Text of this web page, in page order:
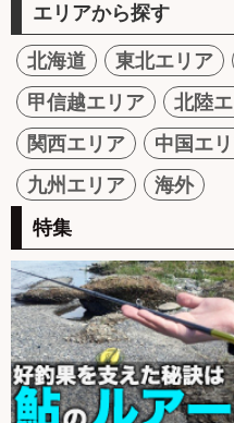
エリアから探す
北海道 東北エリア
甲信越エリア
北陸
関西エリア
中国エ
九州エリア
海外
特集